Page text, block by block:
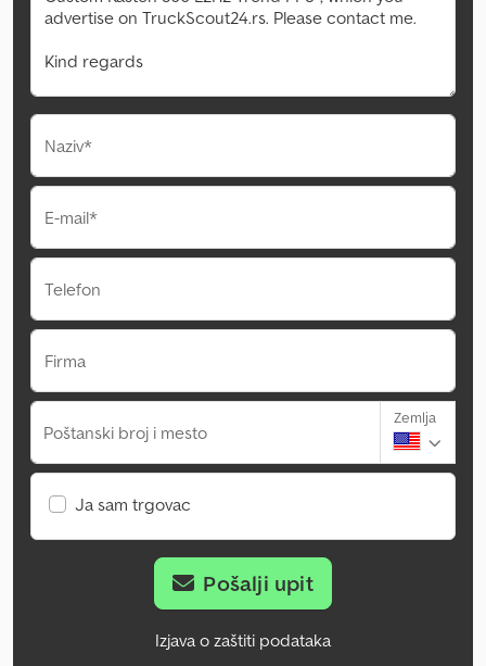
Naziv*
E-mail*
Telefon
Firma
Poštanski broj i mesto
Zemlja
Ja sam trgovac
Pošalji upit
Izjava o zaštiti podataka